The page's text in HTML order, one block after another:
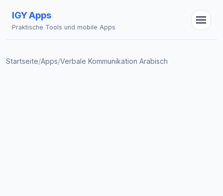
IGY Apps
Praktische Tools und mobile Apps
Startseite/Apps/Verbale Kommunikation Arabisch